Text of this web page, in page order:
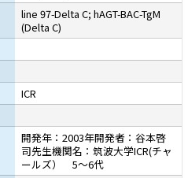
line 97-Delta C; hAGT-BAC-TgM
(Delta C)
ICR
開発年：2003年開発者：谷本啓
司先生機関名：筑波大学ICR(チャ
ールズ） 5〜6代